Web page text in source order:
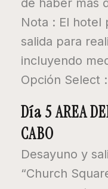
de haber más
Nota : El hotel
salida para
incluyendo
Opción Select :
Día 5 AREA
CABO
Desayuno y
“Church